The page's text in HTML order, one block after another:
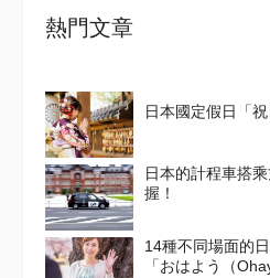
熱門文章
日本國定假日「
日本的計程車搭
握！
14種不同場面的
「おはよう（